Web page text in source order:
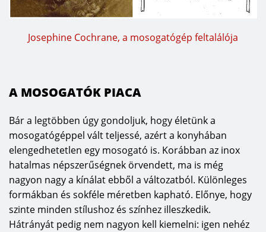
Josephine Cochrane, a mosogatógép feltalálója
A MOSOGATÓK PIACA
Bár a legtöbben úgy gondoljuk, hogy életünk a
mosogatógéppel vált teljessé, azért a konyhában
elengedhetetlen egy mosogató is. Korábban az inox
hatalmas népszerűségnek örvendett, ma is még
nagyon nagy a kínálat ebből a változatból. Különleges
formákban és sokféle méretben kapható. Előnye, hogy
szinte minden stílushoz és színhez illeszkedik.
Hátrányát pedig nem nagyon kell kiemelni: igen nehéz